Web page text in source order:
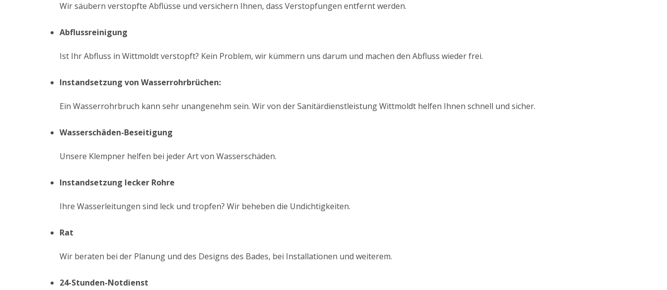
Wir säubern verstopfte Abflüsse und versichern Ihnen, dass Verstopfungen entfernt werden.
Abflussreinigung
Ist Ihr Abfluss in Wittmoldt verstopft? Kein Problem, wir kümmern uns darum und machen den Abfluss wieder frei.
Instandsetzung von Wasserrohrbrüchen:
Ein Wasserrohrbruch kann sehr unangenehm sein. Wir von der Sanitärdienstleistung Wittmoldt helfen Ihnen schnell und sicher.
Wasserschäden-Beseitigung
Unsere Klempner helfen bei jeder Art von Wasserschäden.
Instandsetzung lecker Rohre
Ihre Wasserleitungen sind leck und tropfen? Wir beheben die Undichtigkeiten.
Rat
Wir beraten bei der Planung und des Designs des Bades, bei Installationen und weiterem.
24-Stunden-Notdienst